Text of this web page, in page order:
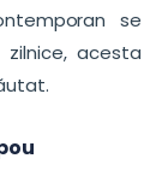
se
acesta